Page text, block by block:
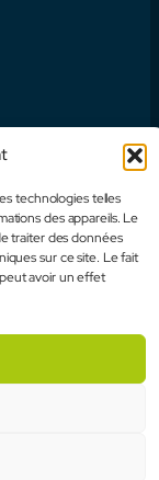
technologies telles
des appareils. Le
traiter des données
sur ce site. Le fait
avoir un effet